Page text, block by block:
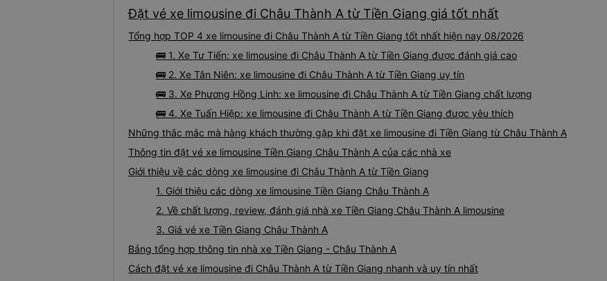
Đặt vé xe limousine đi Châu Thành A từ Tiền Giang giá tốt nhất
Tổng hợp TOP 4 xe limousine đi Châu Thành A từ Tiền Giang tốt nhất hiện nay 08/2026
🚌 1. Xe Tư Tiến: xe limousine đi Châu Thành A từ Tiền Giang được đánh giá cao
🚌 2. Xe Tân Niên: xe limousine đi Châu Thành A từ Tiền Giang uy tín
🚌 3. Xe Phương Hồng Linh: xe limousine đi Châu Thành A từ Tiền Giang chất lượng
🚌 4. Xe Tuấn Hiệp: xe limousine đi Châu Thành A từ Tiền Giang được yêu thích
Những thắc mắc mà hàng khách thường gặp khi đặt xe limousine đi Tiền Giang từ Châu Thành A
Thông tin đặt vé xe limousine Tiền Giang Châu Thành A của các nhà xe
Giới thiệu về các dòng xe limousine đi Châu Thành A từ Tiền Giang
1. Giới thiệu các dòng xe limousine Tiền Giang Châu Thành A
2. Về chất lượng, review, đánh giá nhà xe Tiền Giang Châu Thành A limousine
3. Giá vé xe Tiền Giang Châu Thành A
Bảng tổng hợp thông tin nhà xe Tiền Giang - Châu Thành A
Cách đặt vé xe limousine đi Châu Thành A từ Tiền Giang nhanh và uy tín nhất